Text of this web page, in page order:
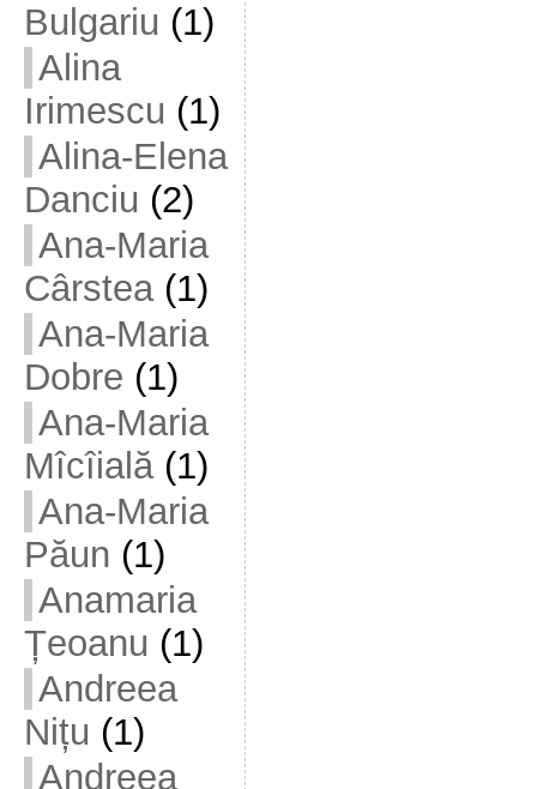
Bulgariu (1)
Alina
Irimescu (1)
Alina-Elena
Danciu (2)
Ana-Maria
Cârstea(1)
Ana-Maria
Dobre (1)
Ana-Maria
Mîcîială(1)
Ana-Maria
Păun (1)
Anamaria
Țeoanu (1)
Andreea
Nițu (1)
Andreea